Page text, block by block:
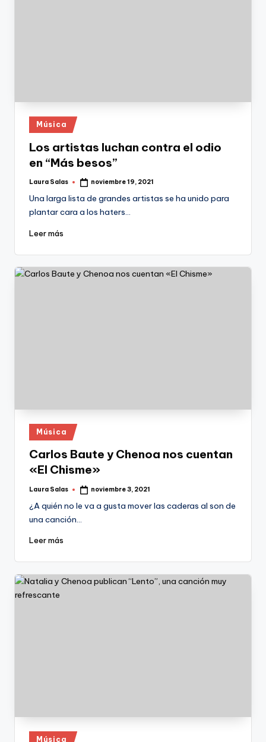
Publicado
en
Música
Los artistas luchan contra el odio
en “Más besos”
Publicado
Laura Salas noviembre 19, 2021
Una larga lista de grandes artistas se ha unido para
plantar cara a los haters…
Leer más
Publicado
en
Música
Carlos Baute y Chenoa nos cuentan
«El Chisme»
Publicado
Laura Salas noviembre 3, 2021
¿A quién no le va a gusta mover las caderas al son de
una canción…
Leer más
Publicado
Música